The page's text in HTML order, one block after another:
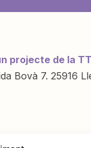
projecte de la
Bovà 7. 25916
Amb la